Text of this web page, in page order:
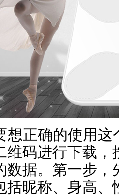
想正确的使用
维码进行下载
数据。第一步
括昵称、身高、